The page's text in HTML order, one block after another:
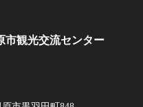
市観光交流センター